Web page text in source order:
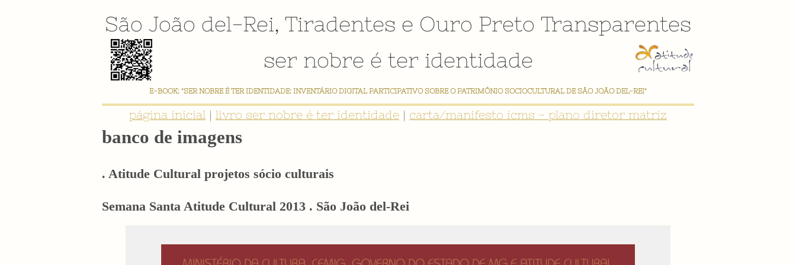
São João del-Rei, Tiradentes e Ouro Preto Transparentes
ser nobre é ter identidade
E-BOOK: "SER NOBRE É TER IDENTIDADE: INVENTÁRIO DIGITAL PARTICIPATIVO SOBRE O PATRIMÔNIO SOCIOCULTURAL DE SÃO JOÃO DEL-REI"
página inicial | livro ser nobre é ter identidade | carta/manifesto icms - plano diretor matriz
banco de imagens
. Atitude Cultural projetos sócio culturais
Semana Santa Atitude Cultural 2013 . São João del-Rei